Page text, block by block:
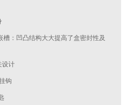
槽：凹凸结构大大提高了盒密封性及
设计
钩